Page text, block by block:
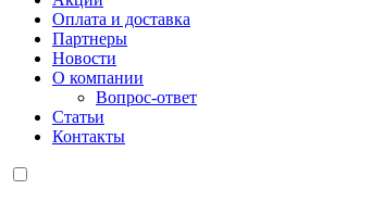
Оплата и доставка
Партнеры
Новости
О компании
Вопрос-ответ
Статьи
Контакты